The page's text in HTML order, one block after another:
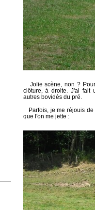
Jolie scène, non ?
clôture, à droite. J'ai fait
autres bovidés du pré.
Parfois, je me réjouis de
que l'on me jette :